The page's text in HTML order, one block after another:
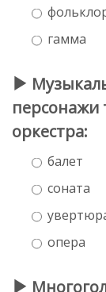
гамма
персонажи
оркестра:
балет
соната
опера